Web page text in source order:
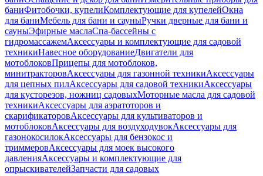
баниФитобочки, купелиКомплектующие для купелейОкна
для баниМебель для бани и сауныРучки дверные для бани и
сауныЭфирные маслаСпа-бассейны с
гидромассажемАксессуары и комплектующие для садовой
техникиНавесное оборудованиеДвигатели для
мотоблоковПрицепы для мотоблоков,
минитракторовАксессуары для газонной техникиАксессуары
для цепных пилАксессуары для садовой техникиАксессуары
для кусторезов, ножниц садовыхМоторные масла для садовой
техникиАксессуары для аэратоторов и
скарификаторовАксессуары для культиваторов и
мотоблоковАксессуары для воздуходувокАксессуары для
газонокосилокАксессуары для бензокос и
триммеровАксессуары для моек высокого
давленияАксессуары и комплектующие для
опрыскивателейЗапчасти для садовых